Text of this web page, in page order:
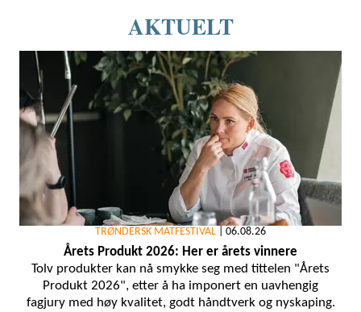
AKTUELT
TRØNDERSK MATFESTIVAL 06.08.26
Årets Produkt 2026: Her er årets vinnere
Tolv produkter kan nå smykke seg med tittelen "Årets
Produkt 2026", etter å ha imponert en uavhengig
fagjury med høy kvalitet, godt håndtverk og nyskaping.